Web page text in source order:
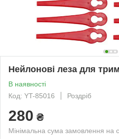
Нейлонові леза для
В наявності
Код: YT-85016
Роздріб
280 ₴
Мінімальна сума замовлення на